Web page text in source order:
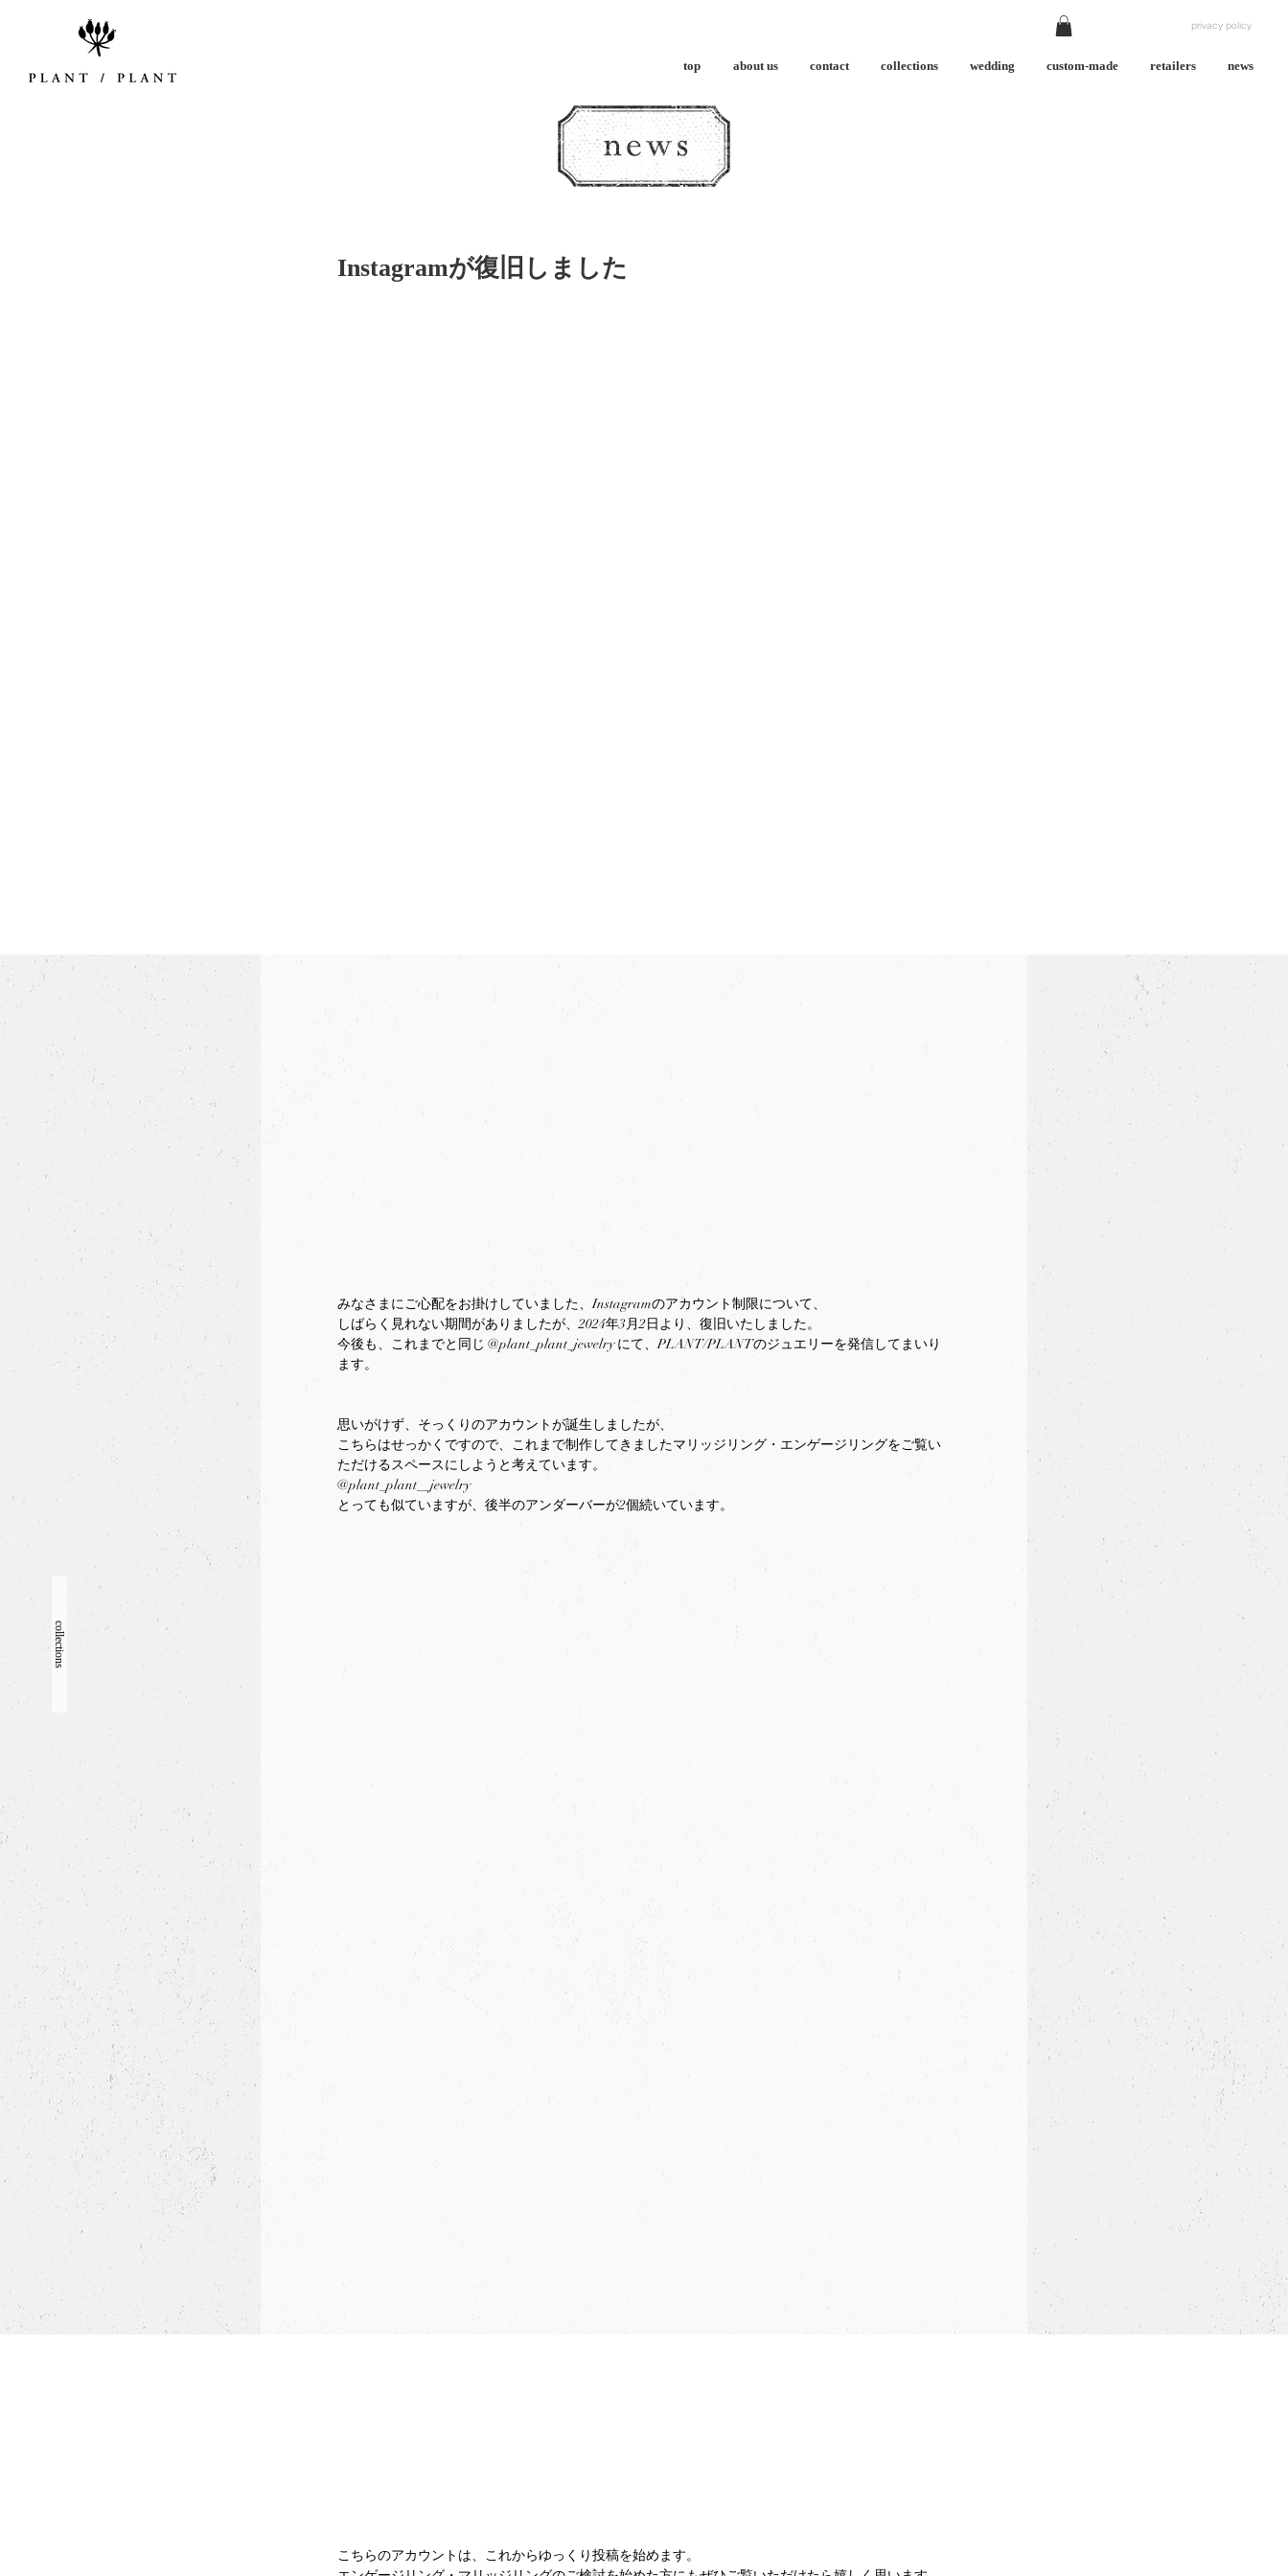
privacy policy
top about us contact collections wedding custom-made retailers news
collections
Instagramが復旧しました
みなさまにご心配をお掛けしていました、Instagramのアカウント制限について、
しばらく見れない期間がありましたが、2024年3月2日より、復旧いたしました。
今後も、これまでと同じ @plant_plant_jewelry にて、PLANT/PLANTのジュエリーを発信してまいり
ます。
思いがけず、そっくりのアカウントが誕生しましたが、
こちらはせっかくですので、これまで制作してきましたマリッジリング・エンゲージリングをご覧い
ただけるスペースにしようと考えています。
@plant_plant__jewelry
とっても似ていますが、後半のアンダーバーが2個続いています。
こちらのアカウントは、これからゆっくり投稿を始めます。